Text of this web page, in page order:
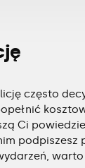
często
Ci
podpiszesz